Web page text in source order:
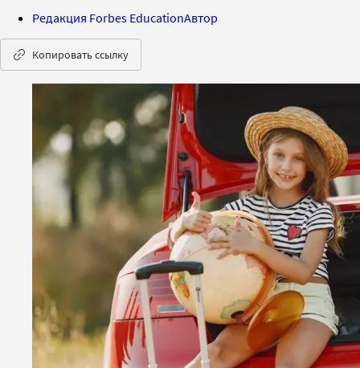
Редакция Forbes EducationАвтор
Копировать ссылку